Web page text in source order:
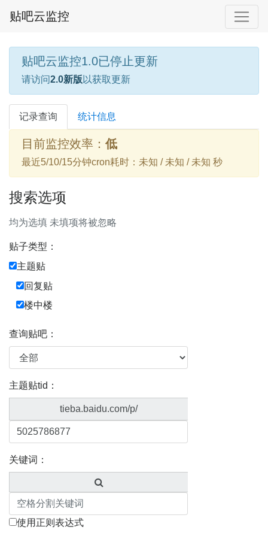
贴吧云监控
贴吧云监控1.0已停止更新
请访问2.0新版 以获取更新
记录查询 统计信息
目前监控效率： 低
最近5/10/15分钟cron耗时：未知 / 未知 / 未知 秒
搜索选项
均为选填 未填项将被忽略
贴子类型：
主题贴
回复贴
楼中楼
查询贴吧：
主题贴tid：
tieba.baidu.com/p/
关键词：
使用正则表达式